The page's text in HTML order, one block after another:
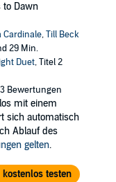
to Dawn
Cardinale,Till Beck
29 Min.
Duet, Titel 2
3 Bewertungen
mit einem
sich automatisch
Ablauf des
gelten.
testen